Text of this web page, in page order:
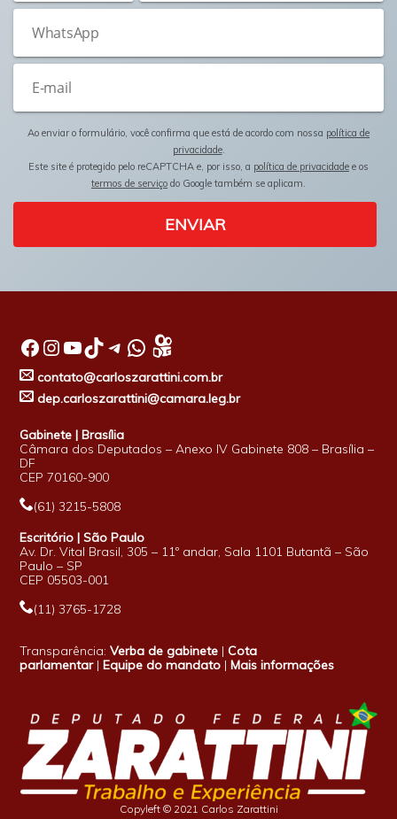
Ao enviar o formulário, você confirma que está de acordo com nossa política de
privacidade.
Este site é protegido pelo reCAPTCHA e, por isso, a política de privacidade e os
termos de serviço do Google também se aplicam.
ENVIAR
Facebook InstagramYoutube TikTok Telegram WhatsApp
contato@carloszarattini.com.br
dep.carloszarattini@camara.leg.br
Gabinete | Brasília
Câmara dos Deputados – Anexo IV Gabinete 808 – Brasília –
DF
CEP 70160-900
(61) 3215-5808
Escritório | São Paulo
Av. Dr. Vital Brasil, 305 – 11º andar, Sala 1101 Butantã – São
Paulo – SP
CEP 05503-001
(11) 3765-1728
Transparência:Verba de gabinete |Cota
parlamentar|Equipe do mandato |Mais informações
Copyleft © 2021 Carlos Zarattini